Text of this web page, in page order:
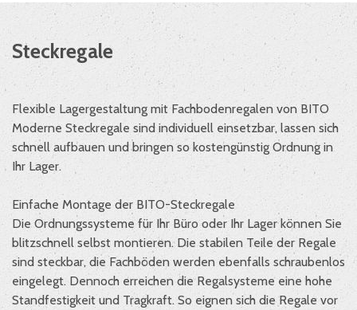
Steckregale
Flexible Lagergestaltung mit Fachbodenregalen von BITO
Moderne Steckregale sind individuell einsetzbar, lassen sich
schnell aufbauen und bringen so kostengünstig Ordnung in
Ihr Lager.
Einfache Montage der BITO-Steckregale
Die Ordnungssysteme für Ihr Büro oder Ihr Lager können Sie
blitzschnell selbst montieren. Die stabilen Teile der Regale
sind steckbar, die Fachböden werden ebenfalls schraubenlos
eingelegt. Dennoch erreichen die Regalsysteme eine hohe
Standfestigkeit und Tragkraft. So eignen sich die Regale vor